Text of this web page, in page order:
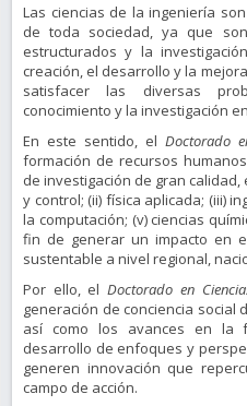
Las ciencias de la ingeniería
de toda sociedad, ya que
estructurados y la
creación, el desarrollo y la
satisfacer las diversas
conocimiento y la investigación
En este sentido, el Doctorado
formación de recursos
de investigación de gran
y control; (ii) física aplicada; (iii)
la computación; (v) ciencias
fin de generar un impacto en
sustentable a nivel regional,
Por ello, elDoctorado en
generación de conciencia
así como los avances en la
desarrollo de enfoques y
generen innovación que
campo de acción.